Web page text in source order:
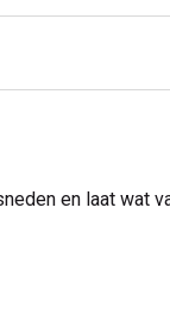
en laat wat